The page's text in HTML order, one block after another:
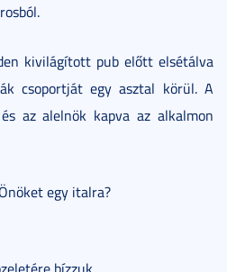
kivilágított pub előtt elsétálva
csoportját egy asztal körül. A
az alelnök kapva az alkalmon
egy italra?
bízzuk...